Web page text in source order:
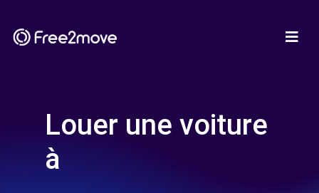
Louer une voiture
à